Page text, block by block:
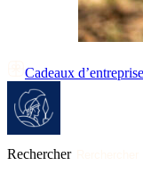
Cadeaux d’entreprise
Rechercher